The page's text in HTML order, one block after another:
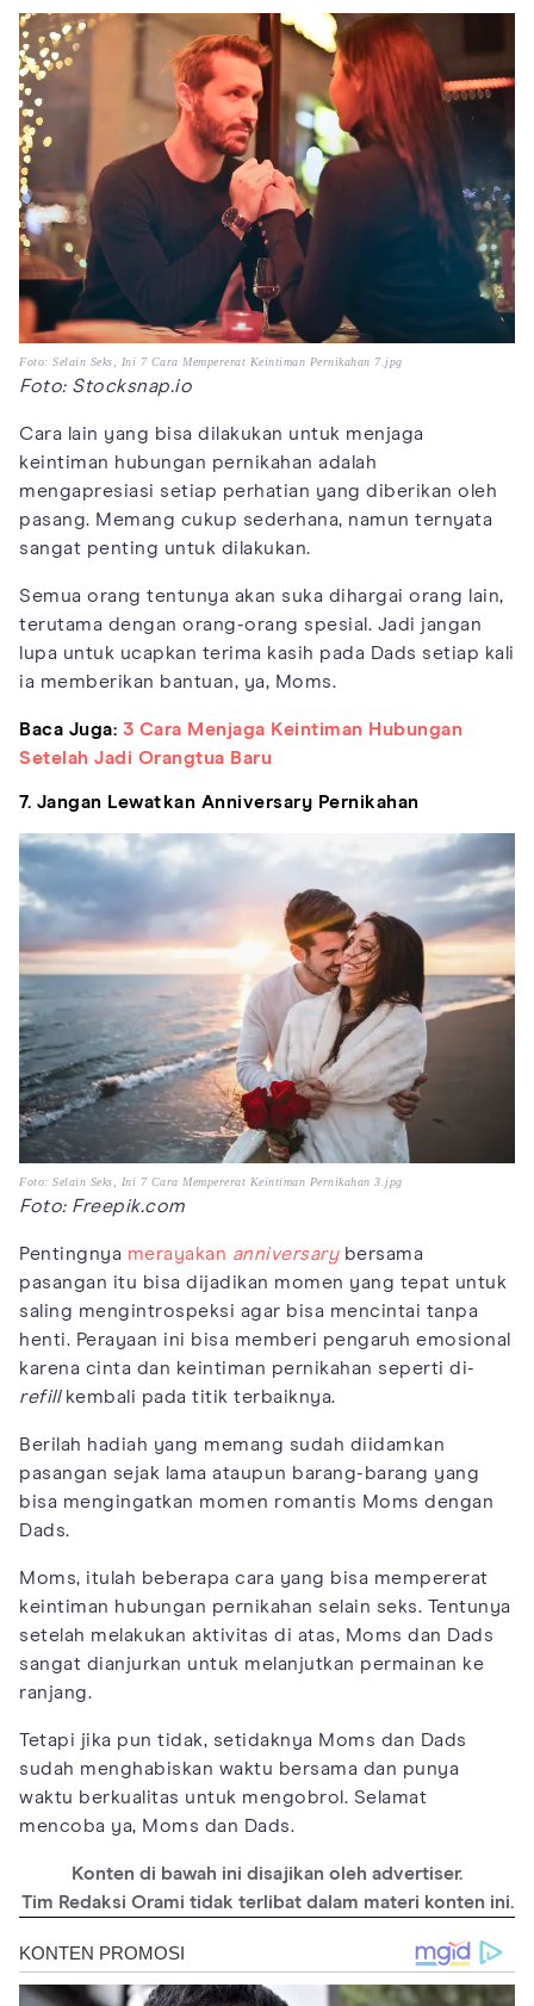
Foto: Selain Seks, Ini 7 Cara Mempererat Keintiman Pernikahan 7.jpg
Foto: Stocksnap.io
Cara lain yang bisa dilakukan untuk menjaga
keintiman hubungan pernikahan adalah
mengapresiasi setiap perhatian yang diberikan oleh
pasang. Memang cukup sederhana, namun ternyata
sangat penting untuk dilakukan.
Semua orang tentunya akan suka dihargai orang lain,
terutama dengan orang-orang spesial. Jadi jangan
lupa untuk ucapkan terima kasih pada Dads setiap kali
ia memberikan bantuan, ya, Moms.
Baca Juga: 3 Cara Menjaga Keintiman Hubungan
Setelah Jadi Orangtua Baru
7. Jangan Lewatkan Anniversary Pernikahan
Foto: Selain Seks, Ini 7 Cara Mempererat Keintiman Pernikahan 3.jpg
Foto: Freepik.com
Pentingnya merayakan anniversarybersama
pasangan itu bisa dijadikan momen yang tepat untuk
saling mengintrospeksi agar bisa mencintai tanpa
henti. Perayaan ini bisa memberi pengaruh emosional
karena cinta dan keintiman pernikahan seperti di-
refillkembali pada titik terbaiknya.
Berilah hadiah yang memang sudah diidamkan
pasangan sejak lama ataupun barang-barang yang
bisa mengingatkan momen romantis Moms dengan
Dads.
Moms, itulah beberapa cara yang bisa mempererat
keintiman hubungan pernikahan selain seks. Tentunya
setelah melakukan aktivitas di atas, Moms dan Dads
sangat dianjurkan untuk melanjutkan permainan ke
ranjang.
Tetapi jika pun tidak, setidaknya Moms dan Dads
sudah menghabiskan waktu bersama dan punya
waktu berkualitas untuk mengobrol. Selamat
mencoba ya, Moms dan Dads.
Konten di bawah ini disajikan oleh advertiser.
Tim Redaksi Orami tidak terlibat dalam materi konten ini.